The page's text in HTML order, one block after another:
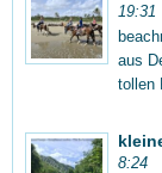
19:31
aus
tollen
8:24